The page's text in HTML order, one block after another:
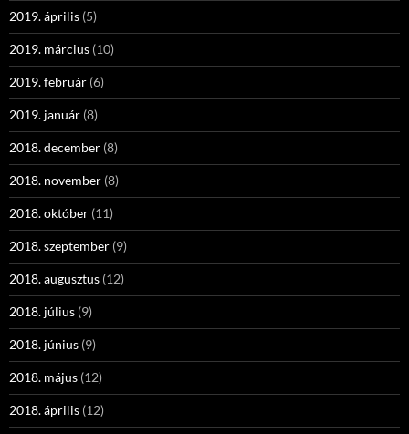
2019. április (5)
2019. március (10)
2019. február (6)
2019. január (8)
2018. december (8)
2018. november (8)
2018. október (11)
2018. szeptember (9)
2018. augusztus (12)
2018. július (9)
2018. június (9)
2018. május (12)
2018. április (12)